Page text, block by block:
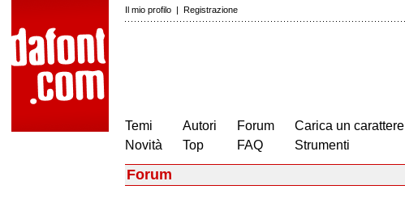
Il mio profilo | Registrazione
Temi
Novità
Autori
Top
Forum
FAQ
Carica un carattere
Strumenti
Forum